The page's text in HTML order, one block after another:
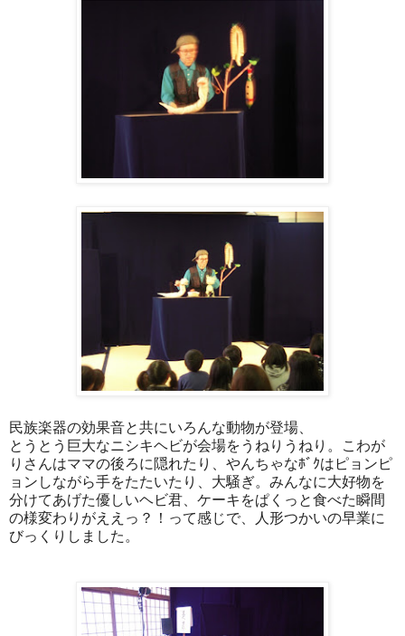
民族楽器の効果音と共にいろんな動物が登場、
とうとう巨大なニシキヘビが会場をうねりうねり。こわが
りさんはママの後ろに隠れたり、やんちゃなﾎﾞｸはピョンピ
ョンしながら手をたたいたり、大騒ぎ。みんなに大好物を
分けてあげた優しいヘビ君、ケーキをぱくっと食べた瞬間
の様変わりがええっ？！って感じで、人形つかいの早業に
びっくりしました。